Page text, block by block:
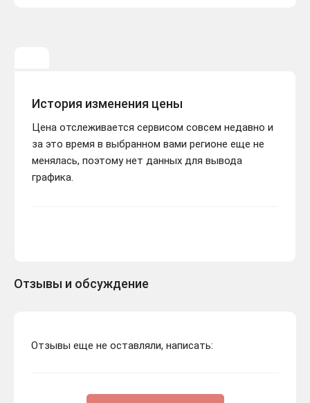
История изменения цены
Цена отслеживается сервисом совсем недавно и
за это время в выбранном вами регионе еще не
менялась, поэтому нет данных для вывода
графика.
Отзывы и обсуждение
Отзывы еще не оставляли, написать: